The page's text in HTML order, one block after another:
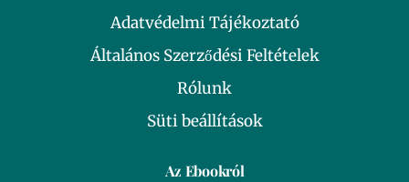
Adatvédelmi Tájékoztató
Általános Szerződési Feltételek
Rólunk
Süti beállítások
Az Ebookról